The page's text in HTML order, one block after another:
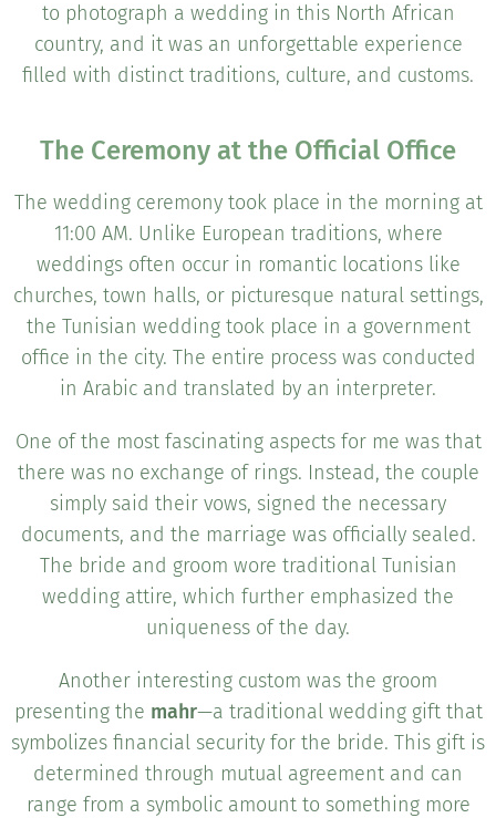
to photograph a wedding in this North African
country, and it was an unforgettable experience
filled with distinct traditions, culture, and customs.
The Ceremony at the Official Office
The wedding ceremony took place in the morning at
11:00 AM. Unlike European traditions, where
weddings often occur in romantic locations like
churches, town halls, or picturesque natural settings,
the Tunisian wedding took place in a government
office in the city. The entire process was conducted
in Arabic and translated by an interpreter.
One of the most fascinating aspects for me was that
there was no exchange of rings. Instead, the couple
simply said their vows, signed the necessary
documents, and the marriage was officially sealed.
The bride and groom wore traditional Tunisian
wedding attire, which further emphasized the
uniqueness of the day.
Another interesting custom was the groom
presenting the mahr—a traditional wedding gift that
symbolizes financial security for the bride. This gift is
determined through mutual agreement and can
range from a symbolic amount to something more